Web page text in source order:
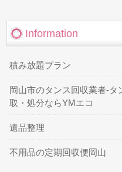
Information
積み放題プラン
岡山市のタンス回収業者-
取・処分ならYMエコ
遺品整理
不用品の定期回収便岡山